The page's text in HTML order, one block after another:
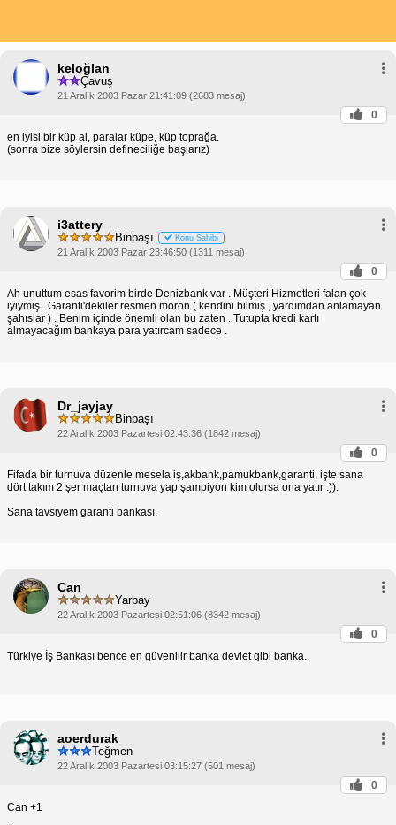
keloğlan
Çavuş
21 Aralık 2003 Pazar 21:41:09 (2683 mesaj)
0
en iyisi bir küp al, paralar küpe, küp toprağa.
(sonra bize söylersin defineciliğe başlarız)
i3attery
Binbaşı Konu Sahibi
21 Aralık 2003 Pazar 23:46:50 (1311 mesaj)
0
Ah unuttum esas favorim birde Denizbank var . Müşteri Hizmetleri falan çok
iyiymiş . Garanti'dekiler resmen moron ( kendini bilmiş , yardımdan anlamayan
şahıslar ) . Benim içinde önemli olan bu zaten . Tutupta kredi kartı
almayacağım bankaya para yatırcam sadece .
Dr_jayjay
Binbaşı
22 Aralık 2003 Pazartesi 02:43:36 (1842 mesaj)
0
Fifada bir turnuva düzenle mesela iş,akbank,pamukbank,garanti, işte sana
dört takım 2 şer maçtan turnuva yap şampiyon kim olursa ona yatır :)).
Sana tavsiyem garanti bankası.
Can
Yarbay
22 Aralık 2003 Pazartesi 02:51:06 (8342 mesaj)
0
Türkiye İş Bankası bence en güvenilir banka devlet gibi banka.
aoerdurak
Teğmen
22 Aralık 2003 Pazartesi 03:15:27 (501 mesaj)
0
Can +1